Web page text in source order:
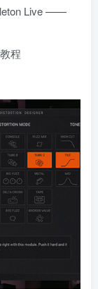
Live ——
程